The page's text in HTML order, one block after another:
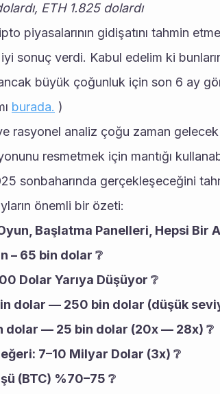
ETH 1.825 dolardı
piyasalarının gidişatını tahmin
sonuç verdi. Kabul edelim ki
büyük çoğunluk için son 6 ay
burada. )
rasyonel analiz çoğu zaman
resmetmek için mantığı
sonbaharında gerçekleşeceğini
önemli bir özeti:
Başlatma Panelleri, Hepsi Bir
– 65 bin dolar ❔
Dolar Yarıya Düşüyor ❔
dolar — 250 bin dolar (düşük
dolar — 25 bin dolar (20x — 28x) ❔
7–10 Milyar Dolar (3x) ❔
(BTC) %70–75 ❔